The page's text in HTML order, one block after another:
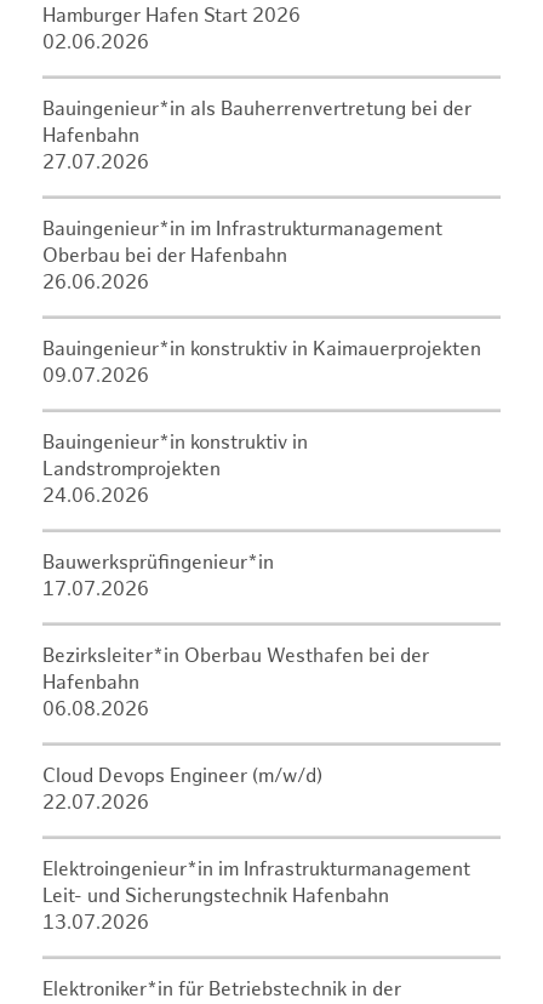
Hamburger Hafen Start 2026
02.06.2026
Bauingenieur*in als Bauherrenvertretung bei der
Hafenbahn
27.07.2026
Bauingenieur*in im Infrastrukturmanagement
Oberbau bei der Hafenbahn
26.06.2026
Bauingenieur*in konstruktiv in Kaimauerprojekten
09.07.2026
Bauingenieur*in konstruktiv in
Landstromprojekten
24.06.2026
Bauwerksprüfingenieur*in
17.07.2026
Bezirksleiter*in Oberbau Westhafen bei der
Hafenbahn
06.08.2026
Cloud Devops Engineer (m/w/d)
22.07.2026
Elektroingenieur*in im Infrastrukturmanagement
Leit- und Sicherungstechnik Hafenbahn
13.07.2026
Elektroniker*in für Betriebstechnik in der